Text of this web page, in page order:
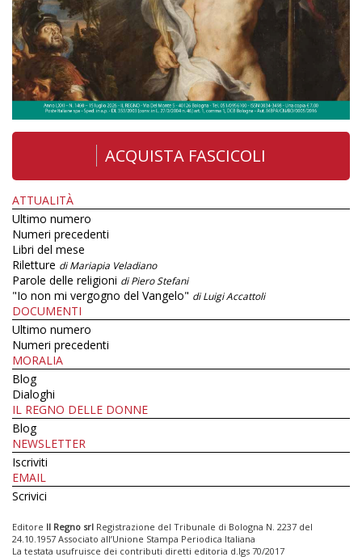
ACQUISTA FASCICOLI
ATTUALITÀ
Ultimo numero
Numeri precedenti
Libri del mese
Riletture di Mariapia Veladiano
Parole delle religioni di Piero Stefani
"Io non mi vergogno del Vangelo" di Luigi Accattoli
DOCUMENTI
Ultimo numero
Numeri precedenti
MORALIA
Blog
Dialoghi
IL REGNO DELLE DONNE
Blog
NEWSLETTER
Iscriviti
EMAIL
Scrivici
Editore Il Regno srl Registrazione del Tribunale di Bologna N. 2237 del
24.10.1957 Associato all’Unione Stampa Periodica Italiana
La testata usufruisce dei contributi diretti editoria d.lgs 70/2017